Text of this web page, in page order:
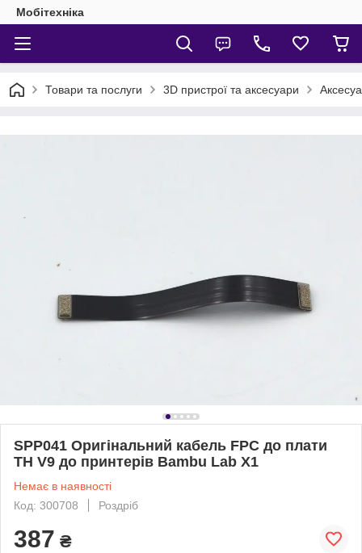
Мобітехніка
Товари та послуги 3D пристрої та аксесуари
SPP041 Оригінальний кабель FPC до плати
TH V9 до принтерів Bambu Lab X1
Немає в наявності
Код: 300708
Роздріб
387 ₴